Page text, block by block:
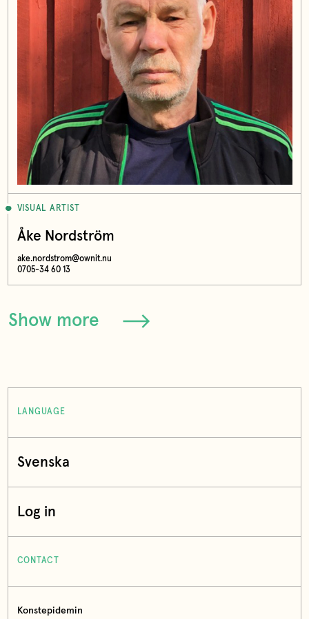
VISUAL ARTIST
Åke Nordström
ake.nordstrom@ownit.nu
0705-34 60 13
Show more
LANGUAGE
Svenska
Log in
CONTACT
Konstepidemin